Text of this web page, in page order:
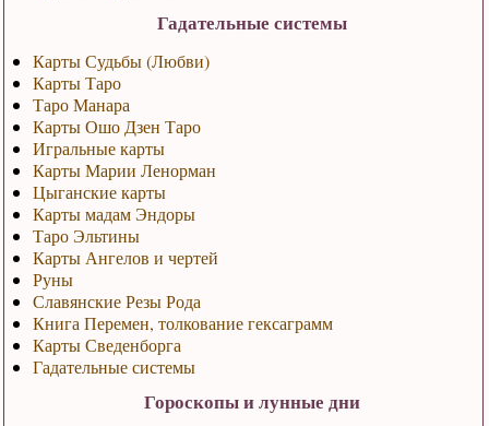
Гадательные системы
Карты Судьбы (Любви)
Карты Таро
Таро Манара
Карты Ошо Дзен Таро
Игральные карты
Карты Марии Ленорман
Цыганские карты
Карты мадам Эндоры
Таро Эльтины
Карты Ангелов и чертей
Руны
Славянские Резы Рода
Книга Перемен, толкование гексаграмм
Карты Сведенборга
Гадательные системы
Гороскопы и лунные дни